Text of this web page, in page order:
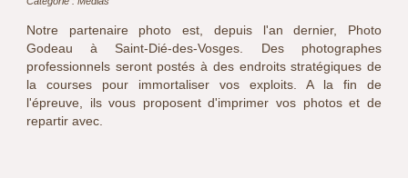
Notre partenaire photo est, depuis l'an dernier, Photo
Godeau à Saint-Dié-des-Vosges. Des photographes
professionnels seront postés à des endroits stratégiques de
la courses pour immortaliser vos exploits. A la fin de
l'épreuve, ils vous proposent d'imprimer vos photos et de
repartir avec.